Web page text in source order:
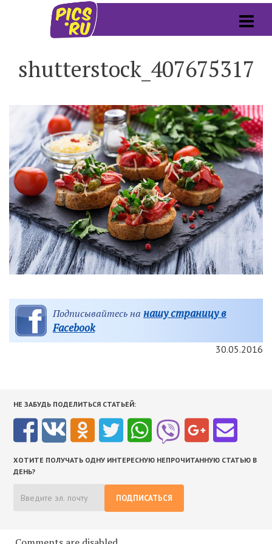
shutterstock_407675317
Подписывайтесь на нашу страницу в
Facebook
30.05.2016
НЕ ЗАБУДЬ ПОДЕЛИТЬСЯ СТАТЬЕЙ:
ХОТИТЕ ПОЛУЧАТЬ ОДНУ ИНТЕРЕСНУЮ НЕПРОЧИТАННУЮ СТАТЬЮ В
ДЕНЬ?
ПОДПИСАТЬСЯ